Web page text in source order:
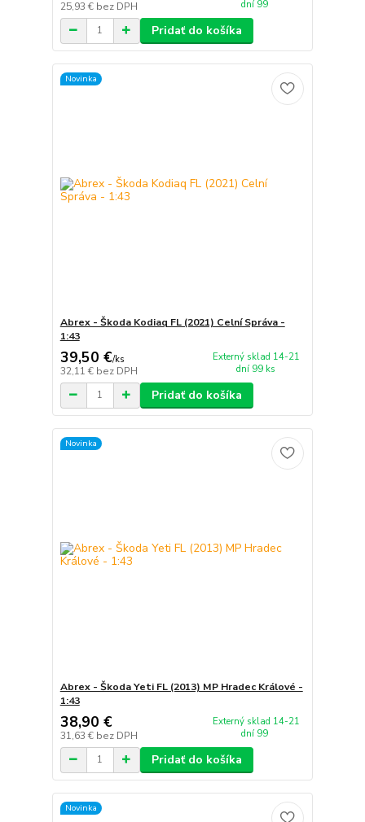
25,93 € bez DPH dní 99
Pridať do košíka
Novinka
Abrex - Škoda Kodiaq FL (2021) Celní Správa -
1:43
39,50 €/ks
32,11 € bez DPH
Externý sklad 14-21
dní 99 ks
Pridať do košíka
Novinka
Abrex - Škoda Yeti FL (2013) MP Hradec Králové -
1:43
38,90 €
31,63 € bez DPH
Externý sklad 14-21
dní 99
Pridať do košíka
Novinka